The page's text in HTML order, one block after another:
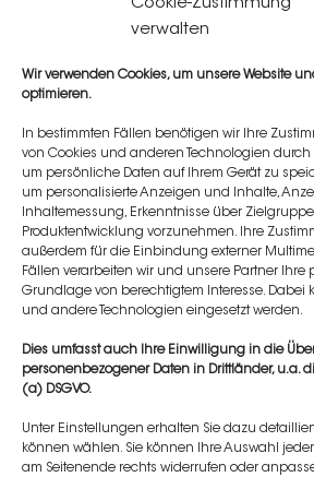
Cookie-Zustimmung
verwalten
Wir verwenden Cookies, um unsere Website
optimieren.
In bestimmten Fällen benötigen wir Ihre
von Cookies und anderen Technologien
um persönliche Daten auf Ihrem Gerät zu
um personalisierte Anzeigen und Inhalte,
Inhaltemessung, Erkenntnisse über
Produktentwicklung vorzunehmen. Ihre
außerdem für die Einbindung externer
Fällen verarbeiten wir und unsere Partner Ihre
Grundlage von berechtigtem Interesse. Dabei
und andere Technologien eingesetzt werden.
Dies umfasst auch Ihre Einwilligung in die
personenbezogener Daten in Drittländer, u.a.
(a) DSGVO.
Unter Einstellungen erhalten Sie dazu
können wählen. Sie können Ihre Auswahl
am Seitenende rechts widerrufen oder
Live-Demonstrationen
12.30 - 13.00 Uhr
13:00 - 14:30 Uhr
Hands-On unter Anleitung und
Murat Dağdelen
14:30 - 15:00 Uhr
15:00 - 16:30 Uhr
Murat Dağdelen.